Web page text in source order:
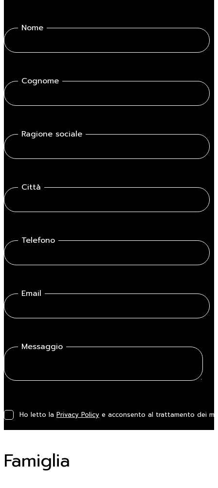
Nome
Cognome
Ragione sociale
Città
Telefono
Email
Messaggio
Ho letto la Privacy Policy e acconsento al trattamento dei
Famiglia